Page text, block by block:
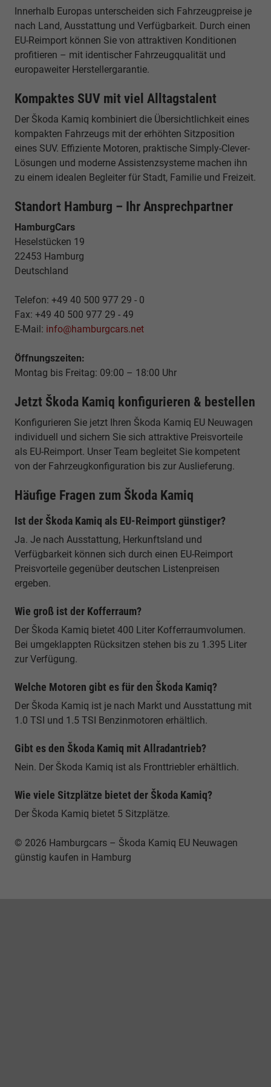
Innerhalb Europas unterscheiden sich Fahrzeugpreise je
nach Land, Ausstattung und Verfügbarkeit. Durch einen
EU-Reimport können Sie von attraktiven Konditionen
profitieren – mit identischer Fahrzeugqualität und
europaweiter Herstellergarantie.
Kompaktes SUV mit viel Alltagstalent
Der Škoda Kamiq kombiniert die Übersichtlichkeit eines
kompakten Fahrzeugs mit der erhöhten Sitzposition
eines SUV. Effiziente Motoren, praktische Simply-Clever-
Lösungen und moderne Assistenzsysteme machen ihn
zu einem idealen Begleiter für Stadt, Familie und Freizeit.
Standort Hamburg – Ihr Ansprechpartner
HamburgCars
Heselstücken 19
22453 Hamburg
Deutschland
Telefon: +49 40 500 977 29 - 0
Fax: +49 40 500 977 29 - 49
E-Mail: info@hamburgcars.net
Öffnungszeiten:
Montag bis Freitag: 09:00 – 18:00 Uhr
Jetzt Škoda Kamiq konfigurieren & bestellen
Konfigurieren Sie jetzt Ihren Škoda Kamiq EU Neuwagen
individuell und sichern Sie sich attraktive Preisvorteile
als EU-Reimport. Unser Team begleitet Sie kompetent
von der Fahrzeugkonfiguration bis zur Auslieferung.
Häufige Fragen zum Škoda Kamiq
Ist der Škoda Kamiq als EU-Reimport günstiger?
Ja. Je nach Ausstattung, Herkunftsland und
Verfügbarkeit können sich durch einen EU-Reimport
Preisvorteile gegenüber deutschen Listenpreisen
ergeben.
Wie groß ist der Kofferraum?
Der Škoda Kamiq bietet 400 Liter Kofferraumvolumen.
Bei umgeklappten Rücksitzen stehen bis zu 1.395 Liter
zur Verfügung.
Welche Motoren gibt es für den Škoda Kamiq?
Der Škoda Kamiq ist je nach Markt und Ausstattung mit
1.0 TSI und 1.5 TSI Benzinmotoren erhältlich.
Gibt es den Škoda Kamiq mit Allradantrieb?
Nein. Der Škoda Kamiq ist als Fronttriebler erhältlich.
Wie viele Sitzplätze bietet der Škoda Kamiq?
Der Škoda Kamiq bietet 5 Sitzplätze.
© 2026 Hamburgcars – Škoda Kamiq EU Neuwagen
günstig kaufen in Hamburg